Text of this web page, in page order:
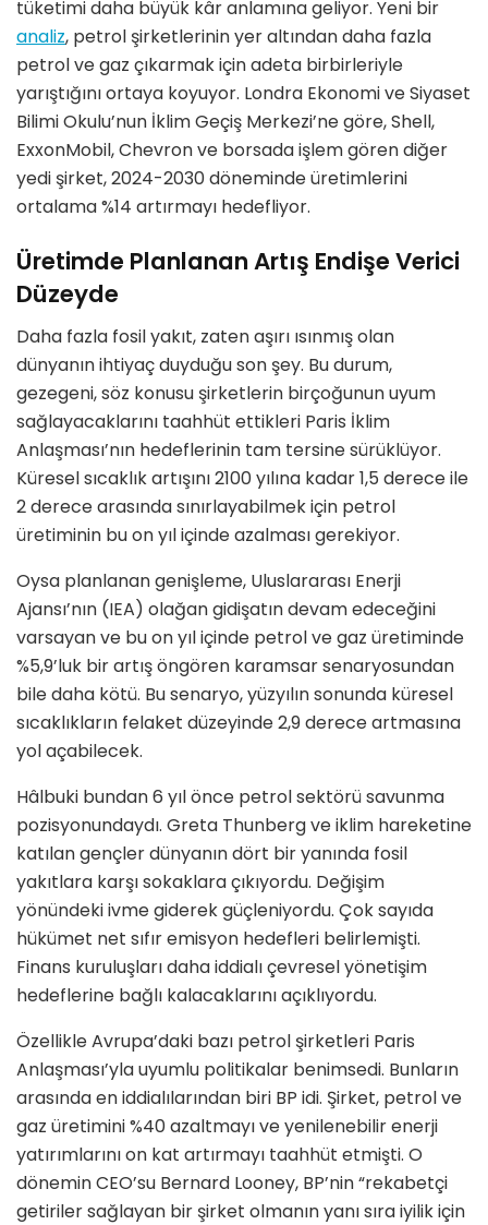
tüketimi daha büyük kâr anlamına geliyor. Yeni bir
analiz, petrol şirketlerinin yer altından daha fazla
petrol ve gaz çıkarmak için adeta birbirleriyle
yarıştığını ortaya koyuyor. Londra Ekonomi ve Siyaset
Bilimi Okulu’nun İklim Geçiş Merkezi’ne göre, Shell,
ExxonMobil, Chevron ve borsada işlem gören diğer
yedi şirket, 2024-2030 döneminde üretimlerini
ortalama %14 artırmayı hedefliyor.
Üretimde Planlanan Artış Endişe Verici
Düzeyde
Daha fazla fosil yakıt, zaten aşırı ısınmış olan
dünyanın ihtiyaç duyduğu son şey. Bu durum,
gezegeni, söz konusu şirketlerin birçoğunun uyum
sağlayacaklarını taahhüt ettikleri Paris İklim
Anlaşması’nın hedeflerinin tam tersine sürüklüyor.
Küresel sıcaklık artışını 2100 yılına kadar 1,5 derece ile
2 derece arasında sınırlayabilmek için petrol
üretiminin bu on yıl içinde azalması gerekiyor.
Oysa planlanan genişleme, Uluslararası Enerji
Ajansı’nın (IEA) olağan gidişatın devam edeceğini
varsayan ve bu on yıl içinde petrol ve gaz üretiminde
%5,9’luk bir artış öngören karamsar senaryosundan
bile daha kötü. Bu senaryo, yüzyılın sonunda küresel
sıcaklıkların felaket düzeyinde 2,9 derece artmasına
yol açabilecek.
Hâlbuki bundan 6 yıl önce petrol sektörü savunma
pozisyonundaydı. Greta Thunberg ve iklim hareketine
katılan gençler dünyanın dört bir yanında fosil
yakıtlara karşı sokaklara çıkıyordu. Değişim
yönündeki ivme giderek güçleniyordu. Çok sayıda
hükümet net sıfır emisyon hedefleri belirlemişti.
Finans kuruluşları daha iddialı çevresel yönetişim
hedeflerine bağlı kalacaklarını açıklıyordu.
Özellikle Avrupa’daki bazı petrol şirketleri Paris
Anlaşması’yla uyumlu politikalar benimsedi. Bunların
arasında en iddialılarından biri BP idi. Şirket, petrol ve
gaz üretimini %40 azaltmayı ve yenilenebilir enerji
yatırımlarını on kat artırmayı taahhüt etmişti. O
dönemin CEO’su Bernard Looney, BP’nin “rekabetçi
getiriler sağlayan bir şirket olmanın yanı sıra iyilik için